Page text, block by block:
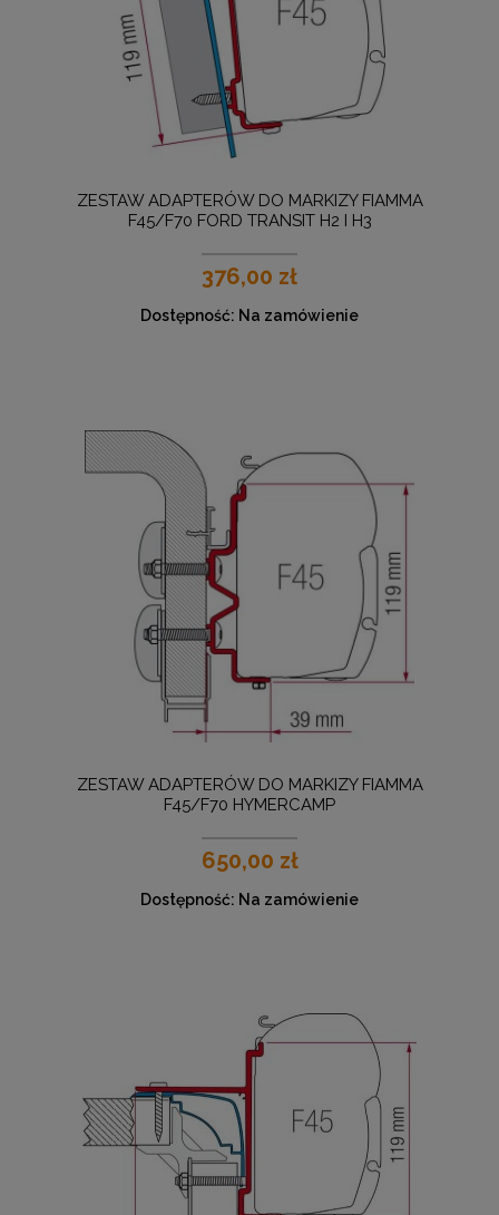
ZESTAW ADAPTERÓW DO MARKIZY FIAMMA
F45/F70 FORD TRANSIT H2 I H3
376,00 zł
Dostępność: Na zamówienie
ZESTAW ADAPTERÓW DO MARKIZY FIAMMA
F45/F70 HYMERCAMP
650,00 zł
Dostępność: Na zamówienie